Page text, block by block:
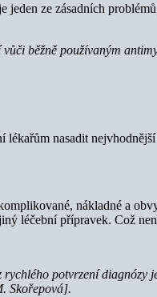
ze zásadních
běžně používaným
lékařům nasadit
nákladné a
léčební přípravek. Což
potvrzení diagnózy
Skořepová].